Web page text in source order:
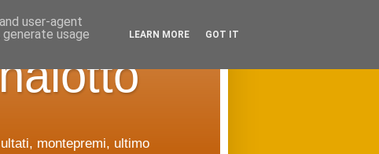
montepremi, ultimo
user-agent
usage
LEARN MORE GOT IT